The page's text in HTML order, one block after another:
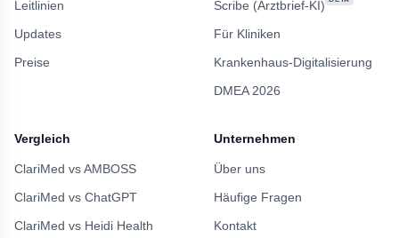
Leitlinien
Updates
Preise
Scribe (Arztbrief-KI)
Für Kliniken
Krankenhaus-Digitalisierung
DMEA 2026
Vergleich
ClariMed vs AMBOSS
ClariMed vs ChatGPT
ClariMed vs Heidi Health
Unternehmen
Über uns
Häufige Fragen
Kontakt